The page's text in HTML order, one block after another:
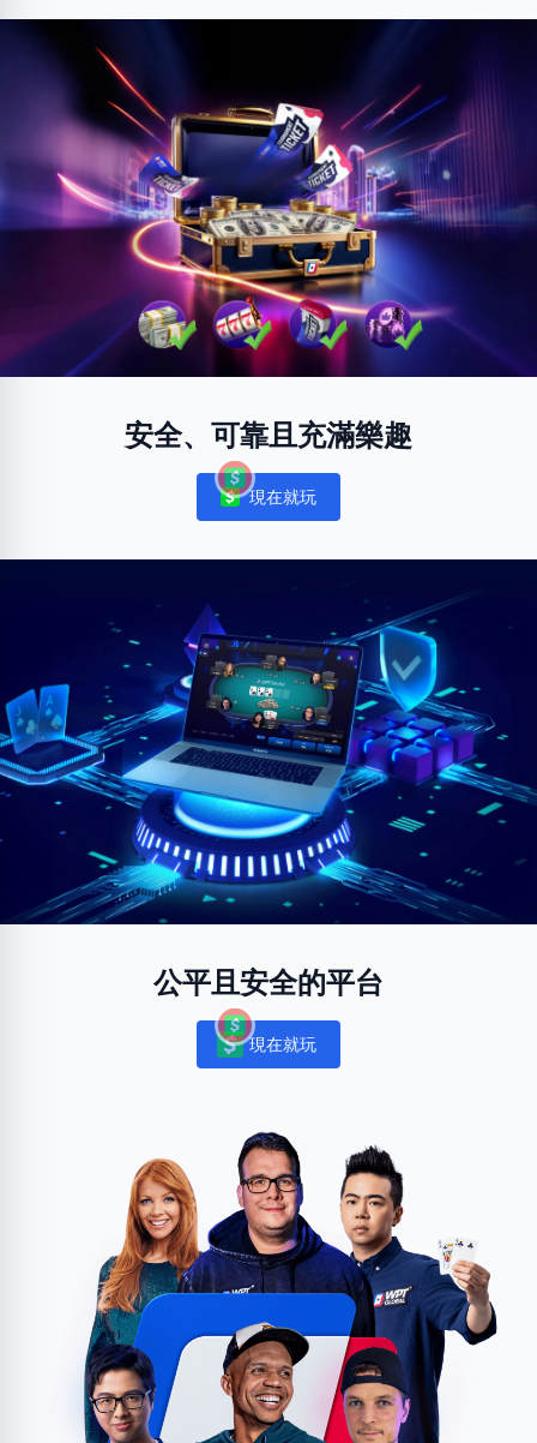
安全、可靠且充滿樂趣
Notifications
現在就玩
公平且安全的平台
Notifications
現在就玩